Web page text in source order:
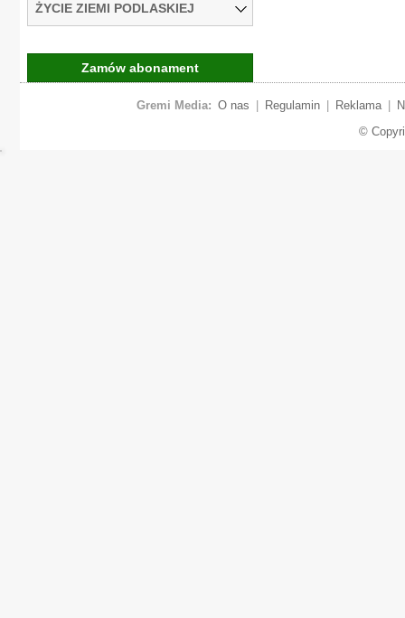
ŻYCIE ZIEMI PODLASKIEJ
Zamów abonament
Gremi Media: O nas Regulamin Reklama
©